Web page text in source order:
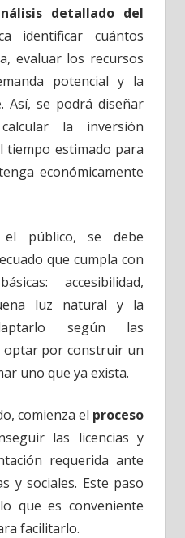
detallado del
identificar cuántos
evaluar los recursos
potencial y la
Así, se podrá diseñar
la inversión
tiempo estimado para
económicamente
público, se debe
que cumpla con
accesibilidad,
luz natural y la
según las
optar por construir un
uno que ya exista.
comienza el proceso
las licencias y
requerida ante
y sociales. Este paso
que es conveniente
facilitarlo.